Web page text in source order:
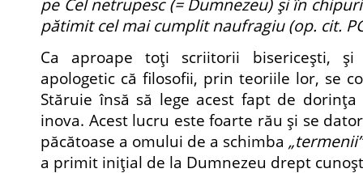
pe Cel netrupesc (= Dumnezeu) şi în
pătimit cel mai cumplit naufragiu (op. cit.
Ca aproape toţi scriitorii bisericeşti, şi
apologetic că filosofii, prin teoriile lor, se
Stăruie însă să lege acest fapt de
inova. Acest lucru este foarte rău şi se
păcătoase a omului de a schimba „termenii”
a primit iniţial de la Dumnezeu drept